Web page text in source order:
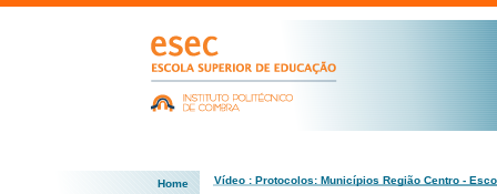
Home Vídeo : Protocolos: Municípios Região Centro -